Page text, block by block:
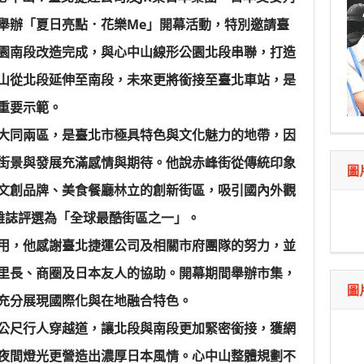
辦「夏日亮點．花樂Me」開幕活動，特別邀請臺
南段改造完成，與心中山線形公園北段串聯，打造
從北段延伸至南段，未來更將銜接至臺北車站，是
要示範。
同兩區，是臺北市極具特色與文化魅力的地帶，因
景與發展充滿感情與期待。他說赤峰街從傳統印象
創品牌、美食餐廳林立的創新街區，吸引國內外觀
評選為「全球最酷街區之一」。
，他感謝臺北捷運公司及相關市府團隊的努力，並
、商圈及日本友人的協助。開幕期間舉辦市集，
分展現國際化與在地融合特色。
尺行人穿越道，讓北段與南段更加緊密銜接，獲網
間燈光更營造出濃厚日本風情。心中山整體規劃不
圖
圖